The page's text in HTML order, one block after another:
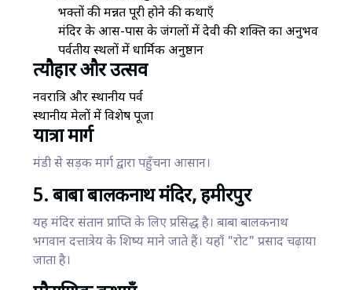
भक्तों की मन्नत पूरी होने की कथाएँ
मंदिर के आस-पास के जंगलों में देवी की शक्ति का अनुभव
पर्वतीय स्थलों में धार्मिक अनुष्ठान
त्यौहार और उत्सव
नवरात्रि और स्थानीय पर्व
स्थानीय मेलों में विशेष पूजा
यात्रा मार्ग
मंडी से सड़क मार्ग द्वारा पहुँचना आसान।
5. बाबा बालकनाथ मंदिर, हमीरपुर
यह मंदिर संतान प्राप्ति के लिए प्रसिद्ध है। बाबा बालकनाथ
भगवान दत्तात्रेय के शिष्य माने जाते हैं। यहाँ "रोट" प्रसाद चढ़ाया
जाता है।